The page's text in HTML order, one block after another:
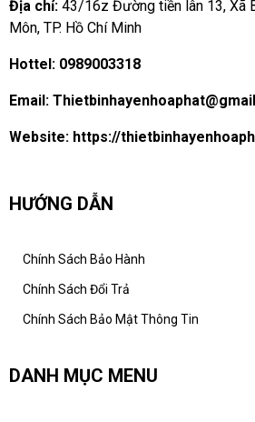
Địa chỉ: 43/16z Đường tiền lân 13, Xã
Môn, TP. Hồ Chí Minh
Hottel: 0989003318
Email:
Website: https://
HƯỚNG DẪN
Chính Sách Bảo Hành
Chính Sách Đổi Trả
Chính Sách Bảo Mật Thông Tin
DANH MỤC MENU